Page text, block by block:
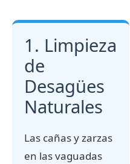
1. Limpieza
de
Desagües
Naturales
Las cañas y zarzas
en las vaguadas